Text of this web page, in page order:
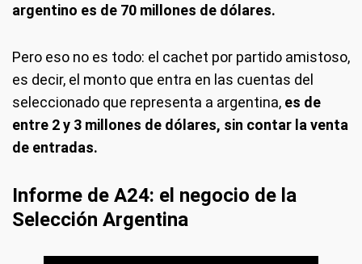
argentino es de 70 millones de dólares.
Pero eso no es todo: el cachet por partido amistoso,
es decir, el monto que entra en las cuentas del
seleccionado que representa a argentina, es de
entre 2 y 3 millones de dólares, sin contar la venta
de entradas.
Informe de A24: el negocio de la
Selección Argentina